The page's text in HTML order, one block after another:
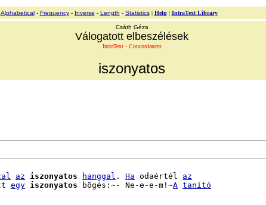
Alphabetical- Frequency- Inverse - Length - Statistics| Help| IntraText Library
Csáth Géza
Válogatott elbeszélések
IntraText - Concordances
iszonyatos
az iszonyatos hanggal . Ha odaértél az
egy iszonyatos bõgés:~- Ne-e-e-m!~A tanító